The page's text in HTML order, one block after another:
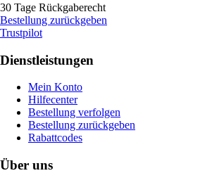
30 Tage Rückgaberecht
Bestellung zurückgeben
Trustpilot
Dienstleistungen
Mein Konto
Hilfecenter
Bestellung verfolgen
Bestellung zurückgeben
Rabattcodes
Über uns